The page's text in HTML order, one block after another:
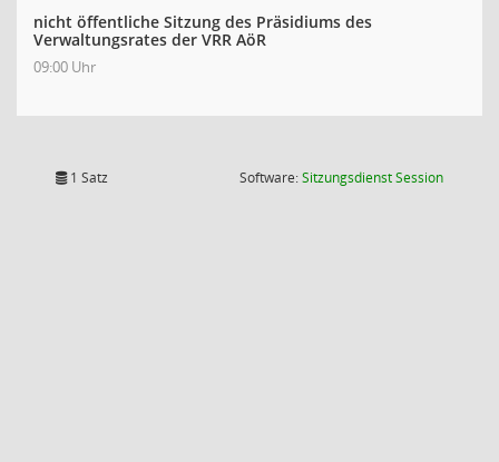
nicht öffentliche Sitzung des Präsidiums des
Verwaltungsrates der VRR AöR
09:00 Uhr
1 Satz Software:SitzungsdienstSession(Wird in